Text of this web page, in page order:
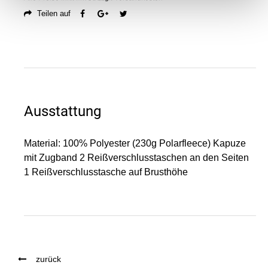
Teilen auf
Ausstattung
Material: 100% Polyester (230g Polarfleece) Kapuze
mit Zugband 2 Reißverschlusstaschen an den Seiten
1 Reißverschlusstasche auf Brusthöhe
zurück